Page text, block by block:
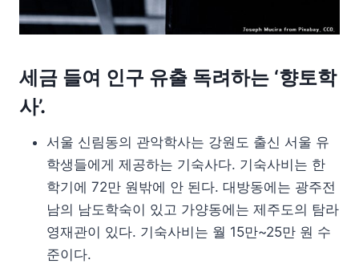
세금 들여 인구 유출 독려하는 ‘향토학
사’.
서울 신림동의 관악학사는 강원도 출신 서울 유
학생들에게 제공하는 기숙사다. 기숙사비는 한
학기에 72만 원밖에 안 된다. 대방동에는 광주전
남의 남도학숙이 있고 가양동에는 제주도의 탐라
영재관이 있다. 기숙사비는 월 15만~25만 원 수
준이다.